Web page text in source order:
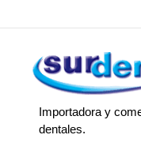
Importadora y
dentales.